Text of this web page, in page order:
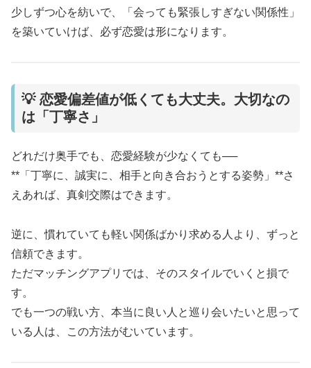
少しずつ心を紡いで、「会っても緊張しすぎない関係性」
を築いていけば、必ず恋愛は形になります。
💡 恋愛偏差値が低くても大丈夫。大切なの
は「丁寧さ」
どれだけ奥手でも、恋愛経験が少なくても──
**「丁寧に、誠実に、相手と向き合おうとする姿勢」**さ
えあれば、真剣交際はできます。
逆に、慣れていても軽い関係ばかり求める人より、ずっと
信頼できます。
ただマッチングアプリでは、そのスタイルでいくと損で
す。
でも一つの戦い方、本当に良い人と巡り会いたいと思って
いる人は、この方法がむいています。